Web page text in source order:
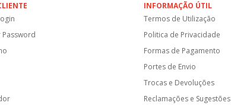
Password
INFORMAÇÃO ÚTIL
Termos de Utilização
Politica de Privacidade
Formas de Pagamento
Portes de Envio
Trocas e Devoluções
Reclamações e Sugestões